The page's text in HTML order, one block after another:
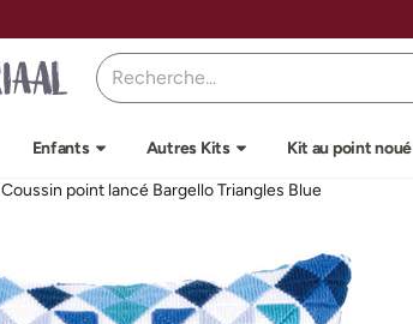
Rechercher
Enfants Autres Kits Kit au point noué
Coussin point lancé Bargello Triangles Blue